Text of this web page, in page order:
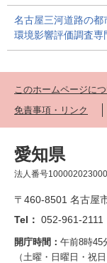
名古屋三河道路の
環境影響評価調査
このホームページに
免責事項・リンク
愛知県
法人番号
〒460-8501 名古屋
Tel： 052-961-2111
開庁時間： 午前8時45
（土曜・日曜日・祝